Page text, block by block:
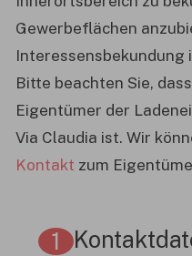
Gewerbeflächen
Interessensbekundung
Bitte beachten Sie,
Eigentümer der
Via Claudia ist. Wir
Kontakt zum
1